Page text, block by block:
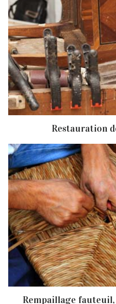
Restauration
Rempaillage fauteuil,